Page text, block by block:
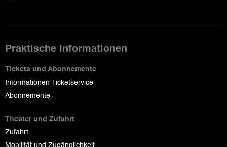
Praktische Informationen
Tickets und Abonnemente
Informationen Ticketservice
Abonnemente
Theater und Zufahrt
Zufahrt
Mobilität und Zugänglichkeit